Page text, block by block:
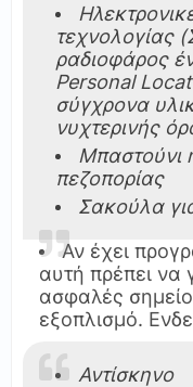
τεχνολογίας
ραδιοφάρος
Personal
σύγχρονα
νυχτερινής
Μπαστούνι
πεζοπορίας
Σακούλα
Αν έχει
αυτή πρέπει να
ασφαλές
εξοπλισμό.
Αντίσκηνο